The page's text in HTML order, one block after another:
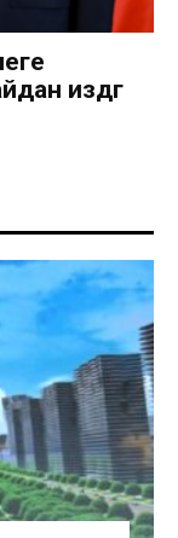
издөөгө